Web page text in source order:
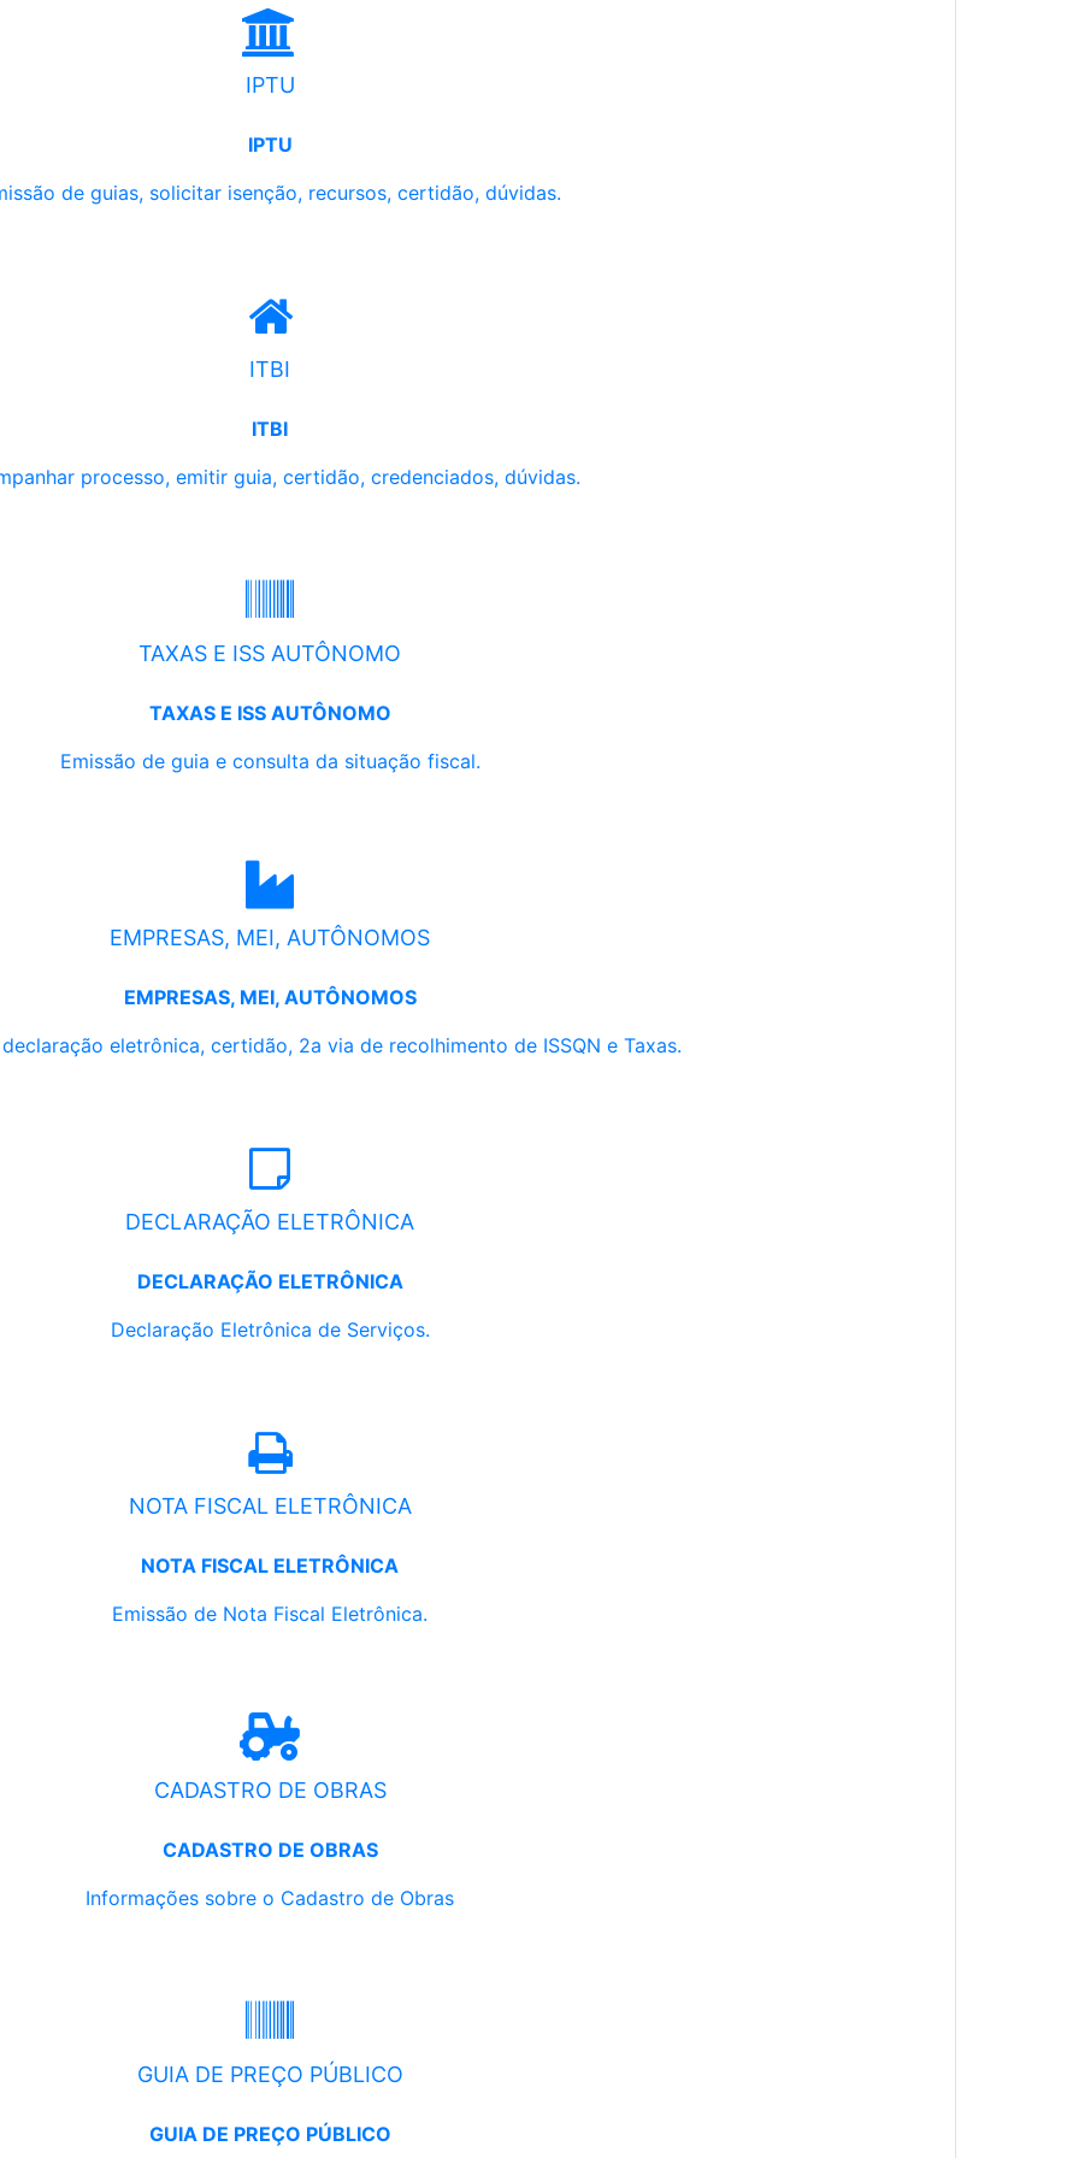
IPTU
IPTU
de guias, solicitar isenção, recursos, certidão, dúvidas.
ITBI
ITBI
processo, emitir guia, certidão, credenciados, dúvidas.
TAXAS E ISS AUTÔNOMO
TAXAS E ISS AUTÔNOMO
Emissão de guia e consulta da situação fiscal.
EMPRESAS, MEI, AUTÔNOMOS
EMPRESAS, MEI, AUTÔNOMOS
eletrônica, certidão, 2a via de recolhimento de ISSQN e Taxas.
DECLARAÇÃO ELETRÔNICA
DECLARAÇÃO ELETRÔNICA
Declaração Eletrônica de Serviços.
NOTA FISCAL ELETRÔNICA
NOTA FISCAL ELETRÔNICA
Emissão de Nota Fiscal Eletrônica.
CADASTRO DE OBRAS
CADASTRO DE OBRAS
Informações sobre o Cadastro de Obras
GUIA DE PREÇO PÚBLICO
GUIA DE PREÇO PÚBLICO